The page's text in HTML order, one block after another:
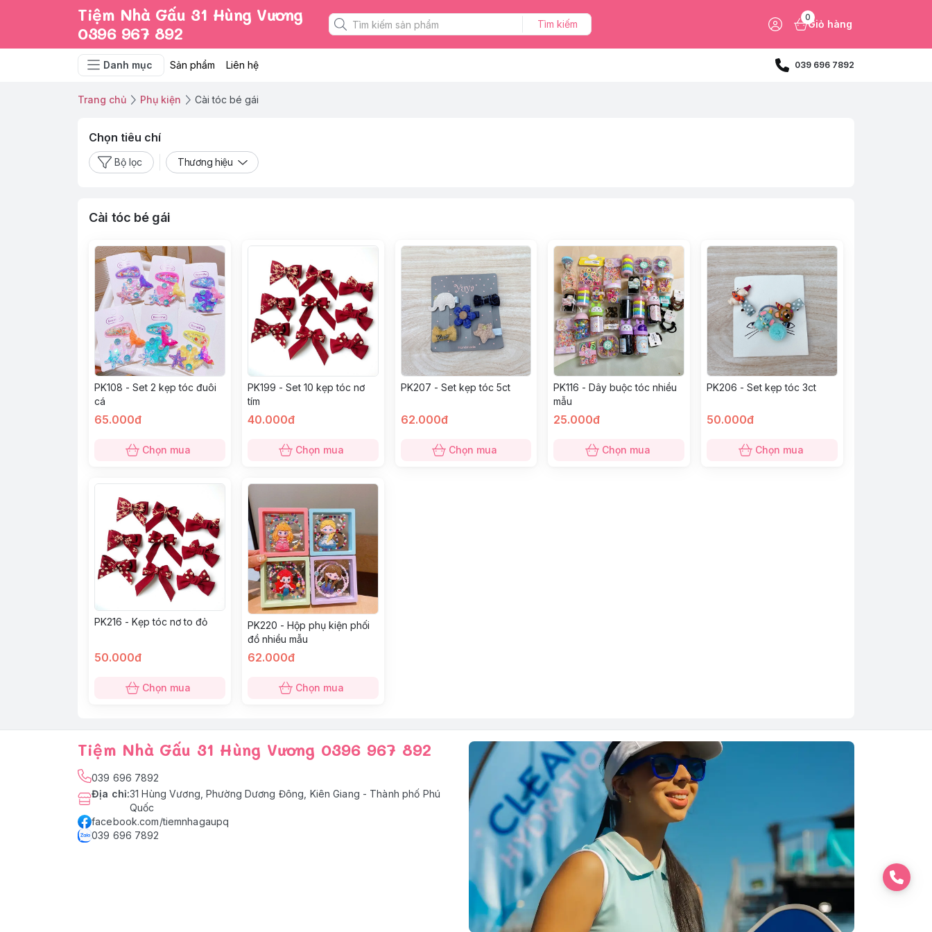
Tiệm Nhà Gấu 31 Hùng Vương
0396 967 892
Tìm kiếm
0
Giỏ hàng
Danh mục Sản phẩm Liên hệ 039 696 7892
Trang chủ Phụ kiện Cài tóc bé gái
Chọn tiêu chí
Bộ lọc Thương hiệu
Cài tóc bé gái
PK108 - Set 2 kẹp tóc đuôi
cá
65.000đ
Chọn mua
PK199 - Set 10 kẹp tóc nơ
tím
40.000đ
Chọn mua
PK207 - Set kẹp tóc 5ct
62.000đ
Chọn mua
PK116 - Dây buộc tóc nhiều
mẫu
25.000đ
Chọn mua
PK206 - Set kẹp tóc 3ct
50.000đ
Chọn mua
PK216 - Kẹp tóc nơ to đỏ
50.000đ
Chọn mua
PK220 - Hộp phụ kiện phối
đồ nhiều mẫu
62.000đ
Chọn mua
Tiệm Nhà Gấu 31 Hùng Vương 0396 967 892
039 696 7892
Địa chỉ:31 Hùng Vương, Phường Dương Đông, Kiên Giang - Thành phố Phú
Quốc
facebook.com/tiemnhagaupq
039 696 7892